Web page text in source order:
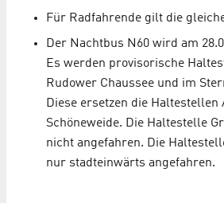
Für Radfahrende gilt die
Der Nachtbus N60 wird am
Es werden provisorische
Rudower Chaussee und im
Diese ersetzen die Haltestellen
Schöneweide. Die Haltestelle
nicht angefahren. Die
nur stadteinwärts angefahren.